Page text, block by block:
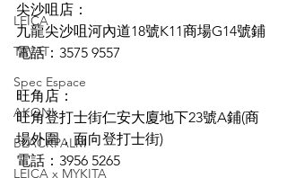
LEICA
TAVAT
Spec Espace
AKONI
BLACKPALM
LEICA x MYKITA
尖沙咀店：
九龍尖沙咀河內道18號K11商場G14號鋪
電話：3575 9557
旺角店：
旺角登打士街仁安大廈地下23號A鋪(商
場外圍，面向登打士街)
電話：3956 5265